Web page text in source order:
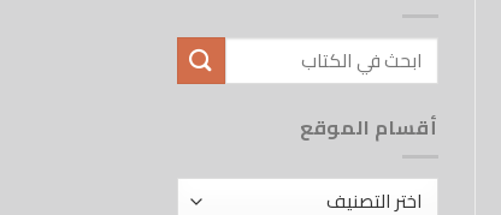
أقسام الموقع
أقسام